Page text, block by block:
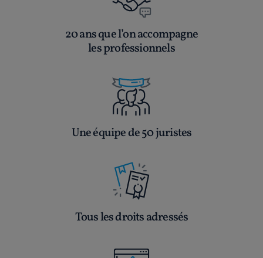
20 ans que l’on accompagne
les professionnels
Une équipe de 50 juristes
Tous les droits adressés